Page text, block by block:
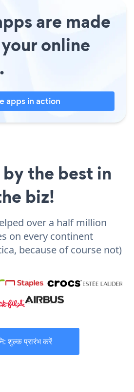
are made
online
apps in action
the best in
biz!
over a half million
on every continent
because of course not)
शुल्क प्रारंभ करें